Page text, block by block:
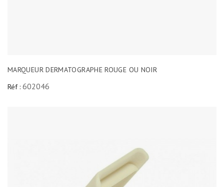
MARQUEUR DERMATOGRAPHE ROUGE OU NOIR
Réf : 602046